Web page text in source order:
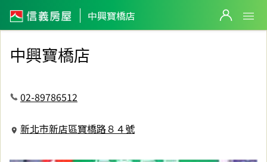
中興寶橋店
信義房屋中興寶橋店
中興寶橋店
02-89786512
新北市新店區寶橋路８４號